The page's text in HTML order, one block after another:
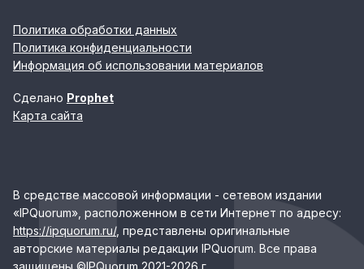
Политика обработки данных
Политика конфиденциальности
Информация об использовании материалов
Сделано Prophet
Карта сайта
В средстве массовой информации - сетевом издании
«IPQuorum», расположенном в сети Интернет по адресу:
https://ipquorum.ru/, представлены оригинальные
авторские материалы редакции IPQuorum. Все права
защищены ©IPQuorum 2021-2026 г.